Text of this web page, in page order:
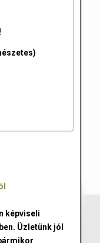
képviseli
Üzletünk jól